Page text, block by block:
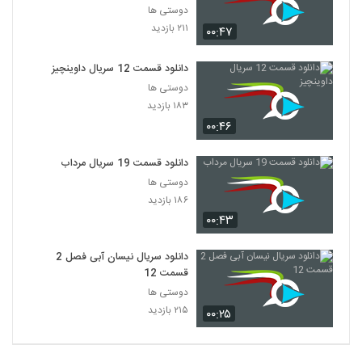
۰۰:۴۷
دوستی ها
۲۱۱ بازدید
۰۰:۴۶
دانلود قسمت 12 سریال داوینچیز
دوستی ها
۱۸۳ بازدید
۰۰:۴۳
دانلود قسمت 19 سریال مرداب
دوستی ها
۱۸۶ بازدید
۰۰:۲۵
دانلود سریال نیسان آبی فصل 2
قسمت 12
دوستی ها
۲۱۵ بازدید